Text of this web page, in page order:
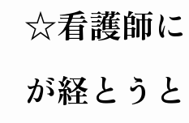
☆看護師
が経とう